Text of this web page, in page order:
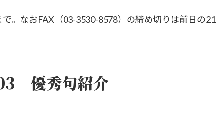
。なおFAX（03-3530-8578）の締め切りは前日の21
優秀句紹介